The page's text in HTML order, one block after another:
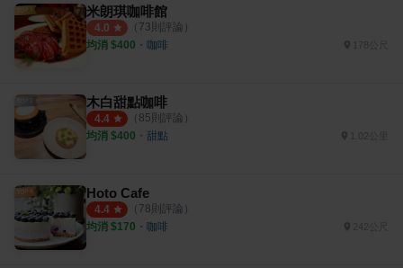
米朗琪咖啡館
4.0 （ 73則評論）
均消 $400 ・ 咖啡 178公尺
木白甜點咖啡
4.4 （ 85則評論）
均消 $400 ・ 甜點 1.02公里
Hoto Cafe
4.4 （ 78則評論）
均消 $170 ・ 咖啡 242公尺